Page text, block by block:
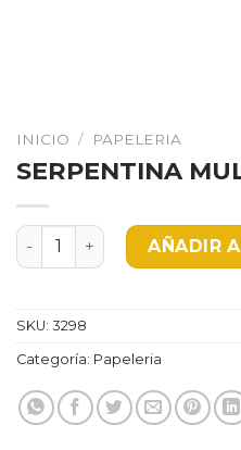
INICIO / PAPELERIA
SERPENTINA
SERPENTINA AÑADIR
SKU: 3298
Categoría: Papeleria